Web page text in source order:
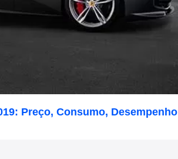
Preço, Consumo, Desempenho